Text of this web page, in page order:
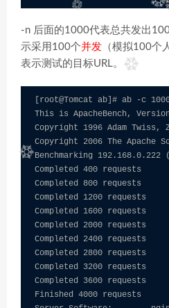
-n 后面的1000代表总共发出
示采用100个并发 （模拟100个
表示测试的目标URL。
[root@Tomcat ab]# ab -c
This is ApacheBench,
Copyright 1996 Adam
Copyright 2006 The
Benchmarking
Completed 400 requests
Completed 800 requests
Completed 1200 requests
Completed 1600 requests
Completed 2000 requests
Completed 2400 requests
Completed 2800 requests
Completed 3200 requests
Completed 3600 requests
Finished 4000 requests